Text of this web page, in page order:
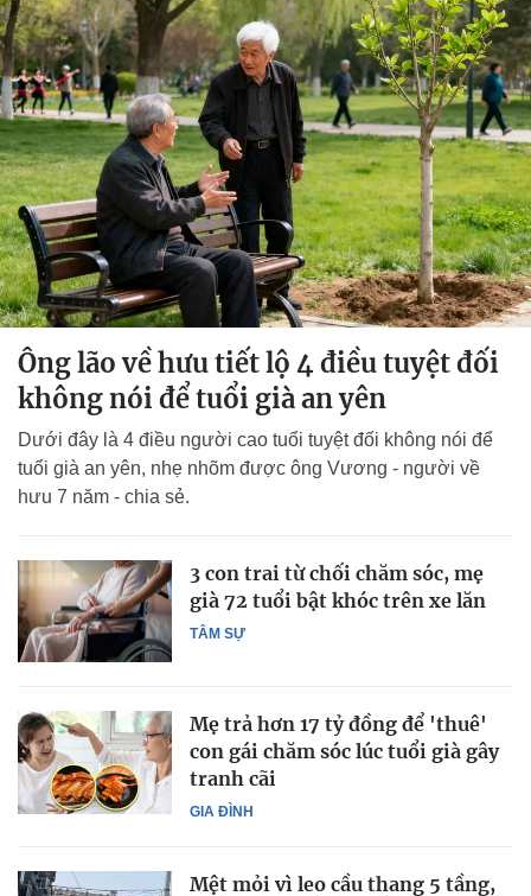
Ông lão về hưu tiết lộ 4 điều tuyệt đối
không nói để tuổi già an yên
Dưới đây là 4 điều người cao tuổi tuyệt đối không nói để
tuổi già an yên, nhẹ nhõm được ông Vương - người về
hưu 7 năm - chia sẻ.
TÂM SỰ
3 con trai từ chối chăm sóc, mẹ
già 72 tuổi bật khóc trên xe lăn
GIA ĐÌNH
Mẹ trả hơn 17 tỷ đồng để 'thuê'
con gái chăm sóc lúc tuổi già gây
tranh cãi
Mệt mỏi vì leo cầu thang 5 tầng,